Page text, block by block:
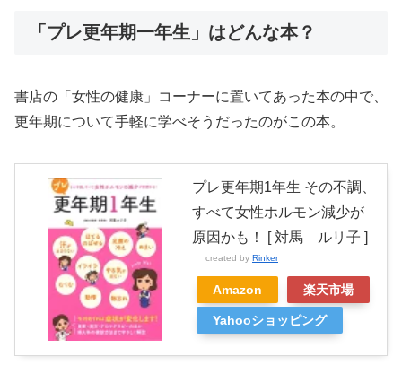
「プレ更年期一年生」はどんな本？
書店の「女性の健康」コーナーに置いてあった本の中で、
更年期について手軽に学べそうだったのがこの本。
プレ更年期1年生 その不調、
すべて女性ホルモン減少が
原因かも！ [ 対馬 ルリ子 ]
created by Rinker
Amazon 楽天市場
Yahooショッピング